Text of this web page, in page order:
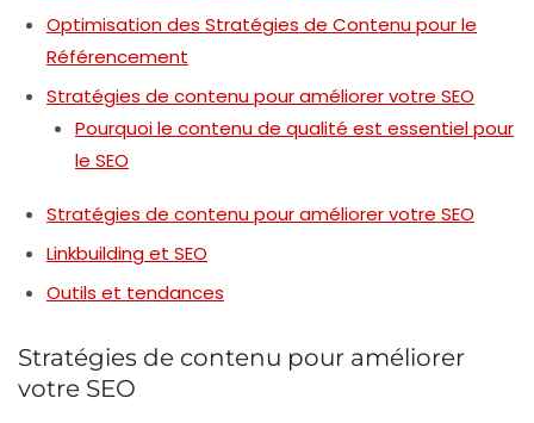
Optimisation des Stratégies de Contenu pour le
Référencement
Stratégies de contenu pour améliorer votre SEO
Pourquoi le contenu de qualité est essentiel pour
le SEO
Stratégies de contenu pour améliorer votre SEO
Linkbuilding et SEO
Outils et tendances
Stratégies de contenu pour améliorer
votre SEO